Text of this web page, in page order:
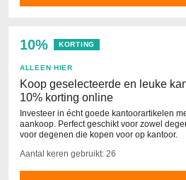
10% KORTING
ALLEEN HIER
Koop geselecteerde en leuke
10% korting online
Investeer in écht goede kantoorartikelen
aankoop. Perfect geschikt voor zowel
voor degenen die kopen voor op kantoor.
Aantal keren gebruikt: 26